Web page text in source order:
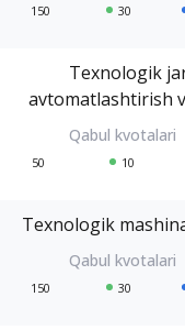
150 30
Texnologik
avtomatlashtirish
50 10
Texnologik
150 30